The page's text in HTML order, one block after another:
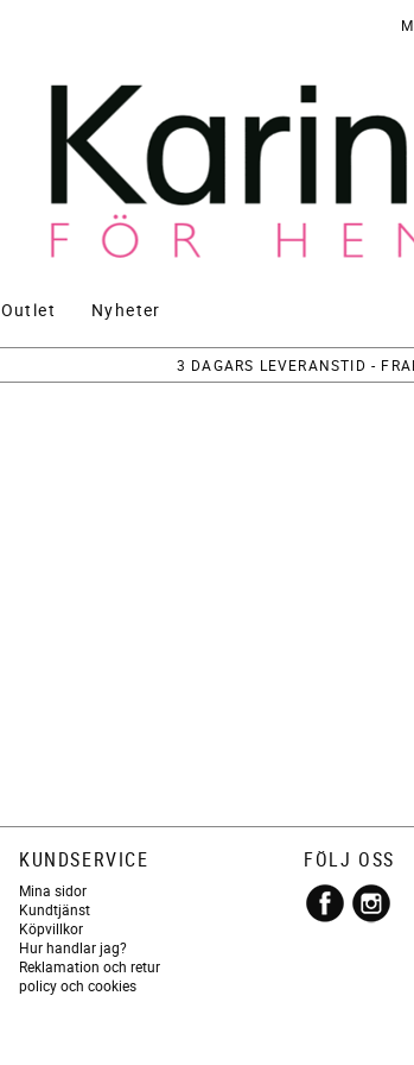
Outlet Nyheter
3 DAGARS LEVERANSTID -
KUNDSERVICE
Mina sidor
Kundtjänst
Köpvillkor
Hur handlar jag?
Reklamation och retur
policy och cookies
FÖLJ OSS